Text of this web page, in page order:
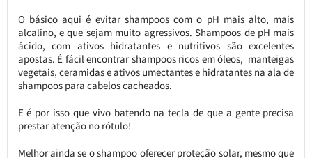
O básico aqui é evitar shampoos com o pH mais alto, mais
alcalino, e que sejam muito agressivos. Shampoos de pH mais
ácido, com ativos hidratantes e nutritivos são excelentes
apostas. É fácil encontrar shampoos ricos em óleos, manteigas
vegetais, ceramidas e ativos umectantes e hidratantes na ala de
shampoos para cabelos cacheados.
E é por isso que vivo batendo na tecla de que a gente precisa
prestar atenção no rótulo!
Melhor ainda se o shampoo oferecer proteção solar, mesmo que